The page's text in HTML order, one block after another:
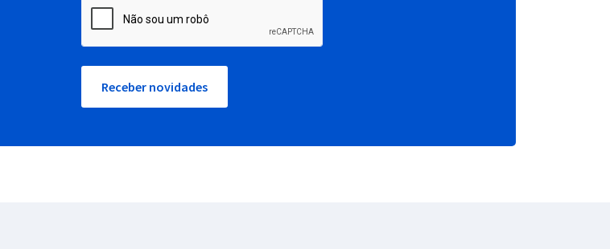
Receber novidades